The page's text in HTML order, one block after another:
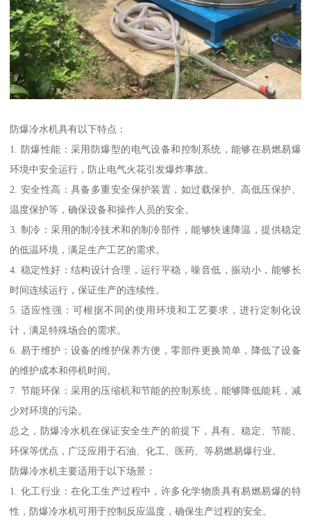
防爆冷水机具有以下特点：
1. 防爆性能：采用防爆型的电气设备和控制系统，能够在易燃易爆
环境中安全运行，防止电气火花引发爆炸事故。
2. 安全性高：具备多重安全保护装置，如过载保护、高低压保护、
温度保护等，确保设备和操作人员的安全。
3. 制冷：采用的制冷技术和的制冷部件，能够快速降温，提供稳定
的低温环境，满足生产工艺的需求。
4. 稳定性好：结构设计合理，运行平稳，噪音低，振动小，能够长
时间连续运行，保证生产的连续性。
5. 适应性强：可根据不同的使用环境和工艺要求，进行定制化设
计，满足特殊场合的需求。
6. 易于维护：设备的维护保养方便，零部件更换简单，降低了设备
的维护成本和停机时间。
7. 节能环保：采用的压缩机和节能的控制系统，能够降低能耗，减
少对环境的污染。
总之，防爆冷水机在保证安全生产的前提下，具有、稳定、节能、
环保等优点，广泛应用于石油、化工、医药、等易燃易爆行业。
防爆冷水机主要适用于以下场景：
1. 化工行业：在化工生产过程中，许多化学物质具有易燃易爆的特
性，防爆冷水机可用于控制反应温度，确保生产过程的安全。